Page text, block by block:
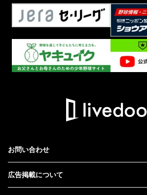
お問い合わせ
広告掲載について